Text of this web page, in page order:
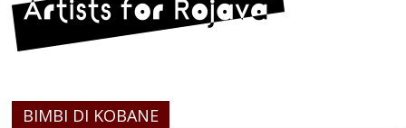
BIMBI DI KOBANE